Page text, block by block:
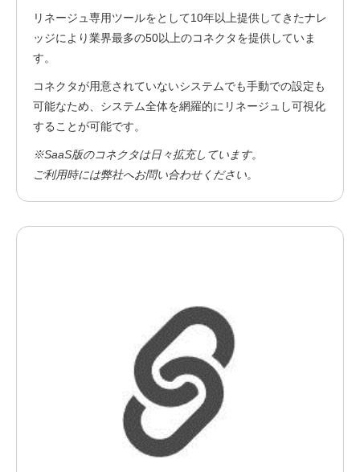
リネージュ専用ツールをとして10年以上提供してきたナレ
ッジにより業界最多の50以上のコネクタを提供していま
す。
コネクタが用意されていないシステムでも手動での設定も
可能なため、システム全体を網羅的にリネージュし可視化
することが可能です。
※SaaS版のコネクタは日々拡充しています。
ご利用時には弊社へお問い合わせください。